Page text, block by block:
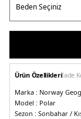
Ürün Özellikleriİade
Marka : Norway
Model : Polar
Sezon : Sonbahar /